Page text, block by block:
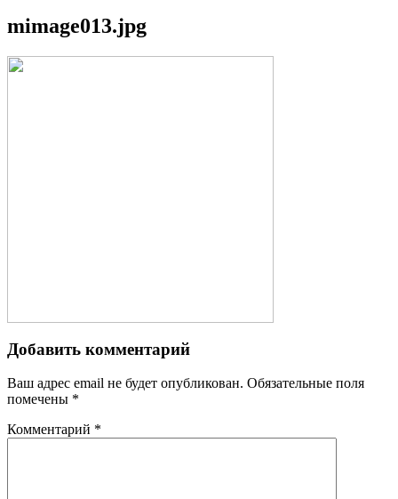
mimage013.jpg
Добавить комментарий
Ваш адрес email не будет опубликован. Обязательные поля
помечены *
Комментарий *